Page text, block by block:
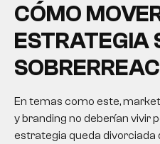
CÓMO
ESTRATEGIA
En temas como este,
y branding no deberían vivir
estrategia queda divorciada